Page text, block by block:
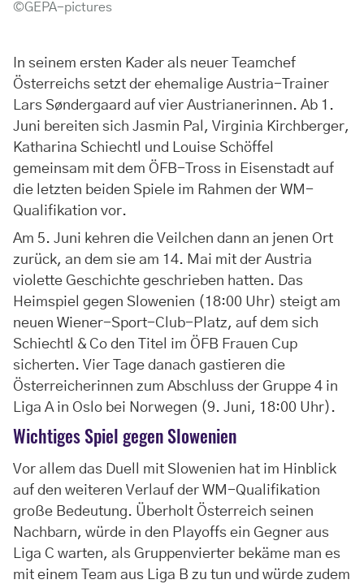
©GEPA-pictures
In seinem ersten Kader als neuer Teamchef
Österreichs setzt der ehemalige Austria-Trainer
Lars Søndergaard auf vier Austrianerinnen. Ab 1.
Juni bereiten sich Jasmin Pal, Virginia Kirchberger,
Katharina Schiechtl und Louise Schöffel
gemeinsam mit dem ÖFB-Tross in Eisenstadt auf
die letzten beiden Spiele im Rahmen der WM-
Qualifikation vor.
Am 5. Juni kehren die Veilchen dann an jenen Ort
zurück, an dem sie am 14. Mai mit der Austria
violette Geschichte geschrieben hatten. Das
Heimspiel gegen Slowenien (18:00 Uhr) steigt am
neuen Wiener-Sport-Club-Platz, auf dem sich
Schiechtl & Co den Titel im ÖFB Frauen Cup
sicherten. Vier Tage danach gastieren die
Österreicherinnen zum Abschluss der Gruppe 4 in
Liga A in Oslo bei Norwegen (9. Juni, 18:00 Uhr).
Wichtiges Spiel gegen Slowenien
Vor allem das Duell mit Slowenien hat im Hinblick
auf den weiteren Verlauf der WM-Qualifikation
große Bedeutung. Überholt Österreich seinen
Nachbarn, würde in den Playoffs ein Gegner aus
Liga C warten, als Gruppenvierter bekäme man es
mit einem Team aus Liga B zu tun und würde zudem